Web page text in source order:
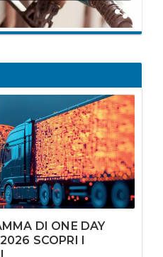
DI ONE DAY
SCOPRI I